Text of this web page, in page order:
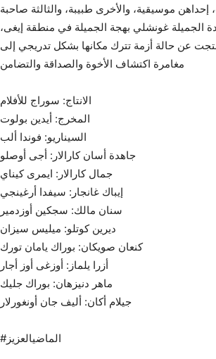
إحداهن موسيقية، والأخرى طبيبة، والثالثة صاحبة
الجميلة غونشلي بهجة الجميلة في منطقة إيغى،
عن حالة أزمة تترك مكانها بشكل تدريجي إلى
مغامرة اكتشاف الأخوة والصداقة والتضامن
الانتاج: سوراج للأفلام
المخرج: أيدين بولوت
السيناريو: فوندا ألب
جاهدة أسان كارالار: أجى أوصلو
جمال كارالار: ايمرى كيناي
إيباك غانجار: سيفدا أرغينجي
سنان مالك: سجكين أوزدمير
ديرين كوتلو: ميليس سيزان
كنعان صويكان: بوراك يامان تورك
أزرا يلماز: أوزغى أوز أجار
ماهر دنيزهان: بوراك جليك
جيلام أكان: أليف جان أونغورلار
#الماضيالعزيز